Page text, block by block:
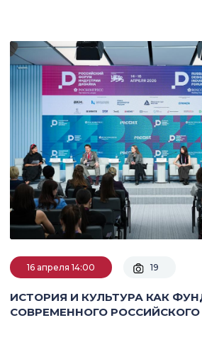
16 апреля 14:00 19
ИСТОРИЯ И КУЛЬТУРА КАК
СОВРЕМЕННОГО